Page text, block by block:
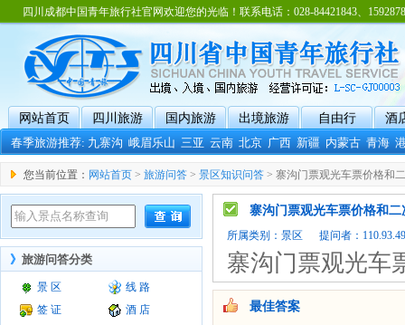
四川成都中国青年旅行社官网欢迎您的光临！联系电话：028-84421843、
网站首页 四川旅游 国内旅游 出境旅游 自由行
酒
春季旅游推荐:九寨沟 峨眉乐山 三亚 云南 北京 广西 新疆 内蒙古 青海
您当前位置： 网站首页 > 旅游问答 > 景区知识问答 > 寨沟门票观光车票价格和
》 旅游问答分类
景 区
线 路
签 证
酒 店
寨沟门票观光车票价格和
所属类别： 景区 提问者：
寨沟门票观光车
最佳答案